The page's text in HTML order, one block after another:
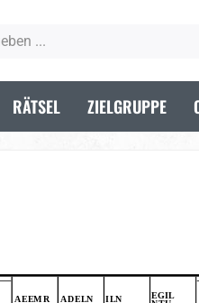
RÄTSEL ZIELGRUPPE